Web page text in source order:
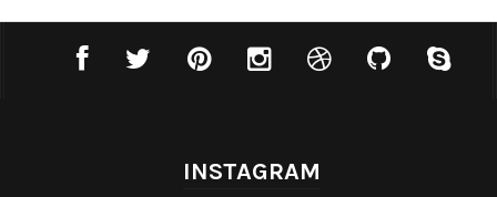
INSTAGRAM